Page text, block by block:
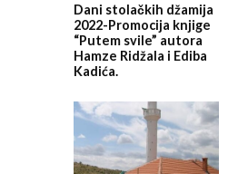
Dani stolačkih džamija
2022-Promocija knjige
“Putem svile” autora
Hamze Ridžala i Ediba
Kadića.